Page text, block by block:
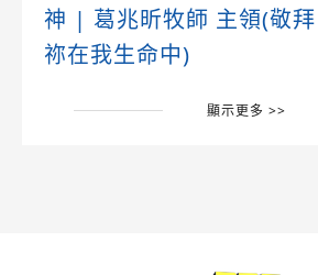
神 | 葛兆昕牧師 主領(敬
祢在我生命中)
顯示更多 >>